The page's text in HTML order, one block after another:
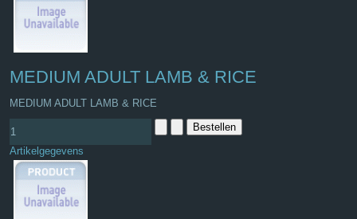
MEDIUM ADULT LAMB & RICE
MEDIUM ADULT LAMB & RICE
Artikelgegevens